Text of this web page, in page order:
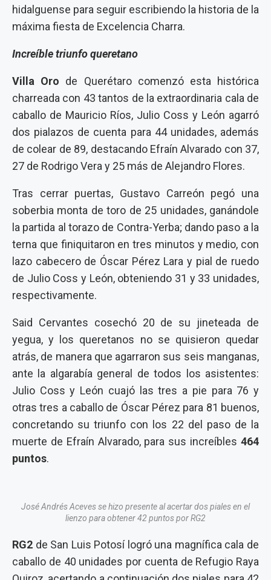
hidalguense para seguir escribiendo la historia de la
máxima fiesta de Excelencia Charra.
Increíble triunfo queretano
Villa Oro de Querétaro comenzó esta histórica
charreada con 43 tantos de la extraordinaria cala de
caballo de Mauricio Ríos, Julio Coss y León agarró
dos pialazos de cuenta para 44 unidades, además
de colear de 89, destacando Efraín Alvarado con 37,
27 de Rodrigo Vera y 25 más de Alejandro Flores.
Tras cerrar puertas, Gustavo Carreón pegó una
soberbia monta de toro de 25 unidades, ganándole
la partida al torazo de Contra-Yerba; dando paso a la
terna que finiquitaron en tres minutos y medio, con
lazo cabecero de Óscar Pérez Lara y pial de ruedo
de Julio Coss y León, obteniendo 31 y 33 unidades,
respectivamente.
Said Cervantes cosechó 20 de su jineteada de
yegua, y los queretanos no se quisieron quedar
atrás, de manera que agarraron sus seis manganas,
ante la algarabía general de todos los asistentes:
Julio Coss y León cuajó las tres a pie para 76 y
otras tres a caballo de Óscar Pérez para 81 buenos,
concretando su triunfo con los 22 del paso de la
muerte de Efraín Alvarado, para sus increíbles 464
puntos.
José Andrés Aceves se hizo presente al acertar dos piales en el
lienzo para obtener 42 puntos por RG2
RG2 de San Luis Potosí logró una magnífica cala de
caballo de 40 unidades por cuenta de Refugio Raya